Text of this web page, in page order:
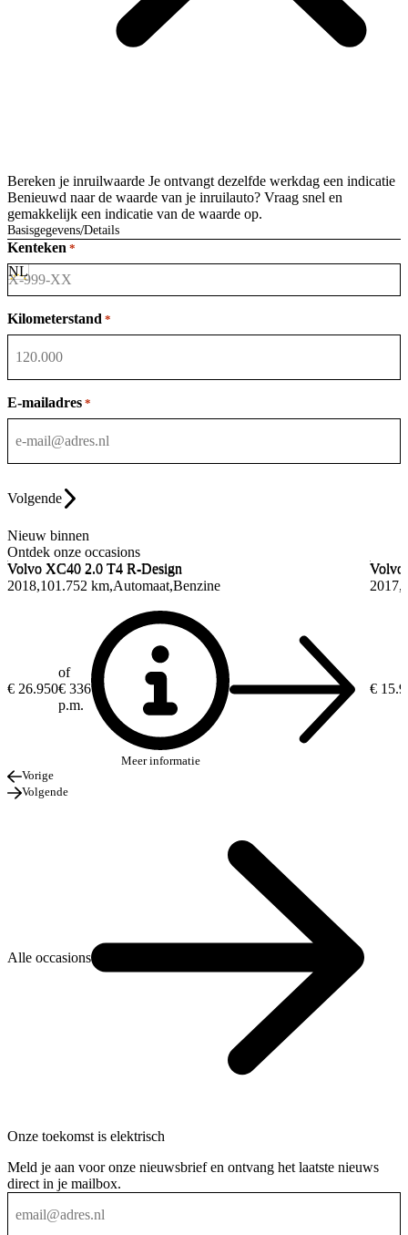
Bereken je inruilwaarde Je ontvangt dezelfde werkdag een indicatie
Benieuwd naar de waarde van je inruilauto? Vraag snel en
gemakkelijk een indicatie van de waarde op.
Basisgegevens Details
Kenteken *
Kilometerstand *
E-mailadres *
Volgende
Nieuw binnen
Ontdek onze occasions
Volvo XC40 2.0 T4 R-Design
2018 101.752 km Automaat Benzine
€ 26.950
of
€ 336
p.m.
Meer informatie
Volvo XC40 2.0 T4 R-Design
Volvo
2017
€
Volvo
Vorige
Volgende
Alle occasions
Onze toekomst is elektrisch
Meld je aan voor onze nieuwsbrief en ontvang het laatste nieuws
direct in je mailbox.